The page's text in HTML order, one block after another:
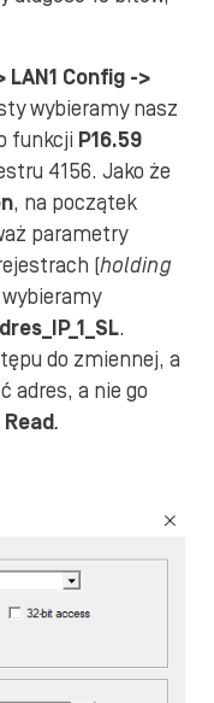
Config ->
wybieramy nasz
funkcji P16.59
4156. Jako że
, na początek
parametry
(holding
wybieramy
.
do zmiennej, a
adres, a nie go
.